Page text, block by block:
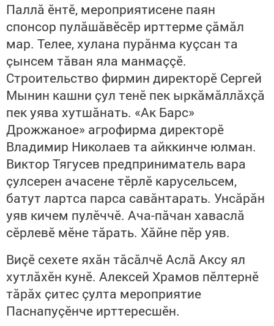
Паллă ӗнтӗ, мероприятисене паян
спонсор пулăшăвӗсӗр ирттерме çăмăл
мар. Телее, хулана пурăнма куçсан та
çынсем тăван яла манмаççӗ.
Строительство фирмин директорӗ Сергей
Мынин кашни çул тенӗ пек ыркăмăллăхçă
пек уява хутшăнать. «Ак Барс»
Дрожжаное» агрофирма директорӗ
Владимир Николаев та айккинче юлман.
Виктор Тягусев предприниматель вара
çулсерен ачасене тӗрлӗ карусельсем,
батут лартса парса савăнтарать. Унсăрăн
уяв кичем пулӗччӗ. Ача-пăчан хаваслă
сӗрлевӗ мӗне тăрать. Хăйне пӗр уяв.
Виçӗ сехете яхăн тăсăлчӗ Аслă Аксу ял
хутлăхӗн кунӗ. Алексей Храмов пӗлтернӗ
тăрăх çитес çулта мероприятие
Паснапуçӗнче ирттересшӗн.